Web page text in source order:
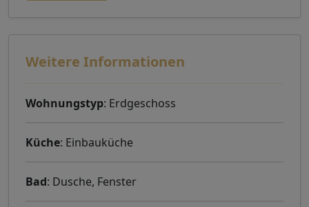
Weitere Informationen
Wohnungstyp: Erdgeschoss
Küche: Einbauküche
Bad: Dusche, Fenster